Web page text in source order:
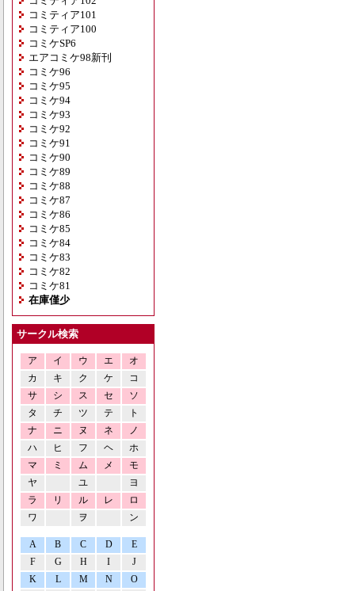
コミティア101
コミティア100
コミケSP6
エアコミケ98新刊
コミケ96
コミケ95
コミケ94
コミケ93
コミケ92
コミケ91
コミケ90
コミケ89
コミケ88
コミケ87
コミケ86
コミケ85
コミケ84
コミケ83
コミケ82
コミケ81
在庫僅少
サークル検索
ア イ ウ エ
オ
カ
キ ク ケ
コ
サ
シ ス セ
ソ
タ
チ ツ テ
ト
ナ
ニ ヌ ネ
ノ
ハ
ヒ フ ヘ
ホ
マ
ミ ム メ
モ
ヤ
ユ
ヨ
ラ
リ ル レ
ロ
ワ
ヲ ン
A B C D
E
F
G H I
J
K
L M N O